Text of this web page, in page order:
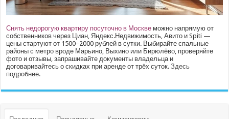
Снять недорогую квартиру посуточно в Москве можно напрямую от
собственников через Циан, Яндекс.Недвижимость, Авито и Spiti —
цены стартуют от 1500–2000 рублей в сутки. Выбирайте спальные
районы с метро вроде Марьино, Выхино или Бирюлёво, проверяйте
фото и отзывы, запрашивайте документы владельца и
договаривайтесь о скидках при аренде от трёх суток.Здесь
подробнее.